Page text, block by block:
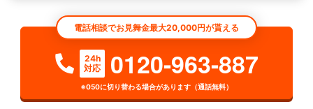
電話相談でお見舞金最大20,000円が貰える
24h
対応
0120-963-887
※050に切り替わる場合があります（通話無料）